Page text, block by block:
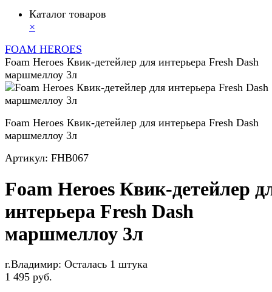
Каталог товаров
×
FOAM HEROES
Foam Heroes Квик-детейлер для интерьера Fresh Dash
маршмеллоу 3л
Foam Heroes Квик-детейлер для интерьера Fresh Dash
маршмеллоу 3л
Артикул: FHB067
Foam Heroes Квик-детейлер
интерьера Fresh Dash
маршмеллоу 3л
г.Владимир: Осталась 1 штука
1 495 руб.